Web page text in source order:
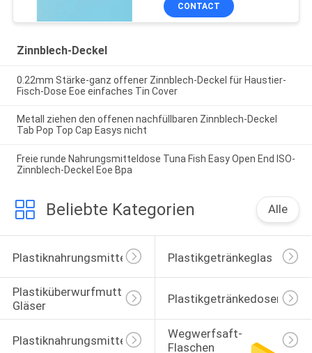
CONTACT
Zinnblech-Deckel
0.22mm Stärke-ganz offener Zinnblech-Deckel für Haustier-
Fisch-Dose Eoe einfaches Tin Cover
Metall ziehen den offenen nachfüllbaren Zinnblech-Deckel
Tab Pop Top Cap Easys nicht
Freie runde Nahrungsmitteldose Tuna Fish Easy Open End ISO-
Zinnblech-Deckel Eoe Bpa
Beliebte Kategorien Alle
Plastiknahrungsmittelgläser Plastikgetränkeglas
Plastiküberwurfmutter-
Gläser
Plastikgetränkedosen
Plastiknahrungsmitteldosen
Wegwerfsaft-
Flaschen